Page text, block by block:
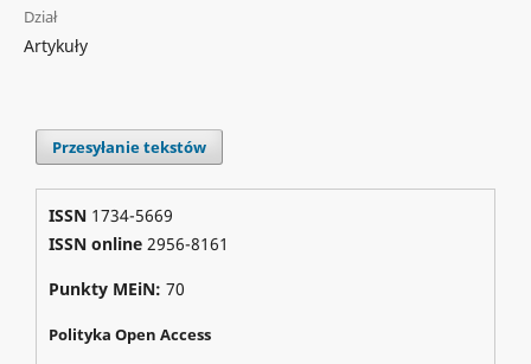
Dział
Artykuły
Przesyłanie tekstów
ISSN 1734-5669
ISSN online2956-8161
Punkty MEiN: 70
Polityka Open Access